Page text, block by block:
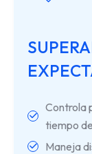
Controla
tiempo
Maneja